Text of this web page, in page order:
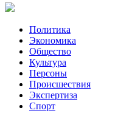
Политика
Экономика
Общество
Культура
Персоны
Происшествия
Экспертиза
Спорт